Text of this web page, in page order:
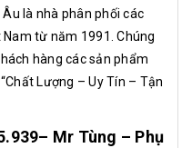
là nhà phân phối các
từ năm 1991. Chúng
hàng các sản phẩm
Lượng – Uy Tín – Tận
Mr Tùng – Phụ